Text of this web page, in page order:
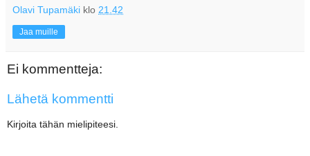
Olavi Tupamäki klo 21.42
Jaa muille
Ei kommentteja:
Lähetä kommentti
Kirjoita tähän mielipiteesi.